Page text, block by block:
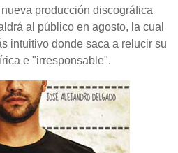
producción discográfica
al público en agosto, la cual
intuitivo donde saca a relucir su
e "irresponsable".